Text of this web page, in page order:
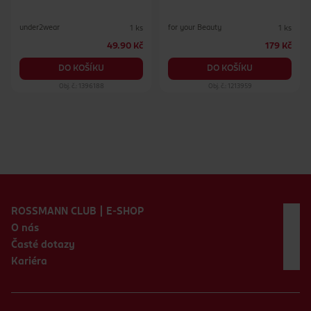
under2wear 1 ks
49.90 Kč
DO KOŠÍKU
Obj. č.: 1396188
for your Beauty 1 ks
179 Kč
DO KOŠÍKU
Obj. č.: 1213959
ROSSMANN CLUB | E-SHOP
O nás
Časté dotazy
Kariéra